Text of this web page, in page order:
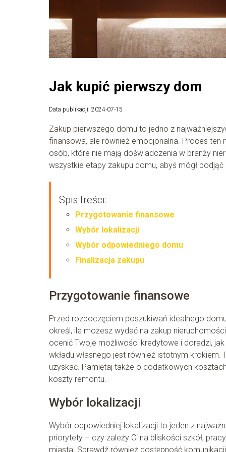
Jak kupić pierwszy dom
Data publikacji: 2024-07-15
Zakup pierwszego domu to jedno z
finansowa, ale również emocjonalna. Proces ten
osób, które nie mają doświadczenia w branży
wszystkie etapy zakupu domu, abyś mógł
Spis treści:
Przygotowanie finansowe
Wybór lokalizacji
Wybór odpowiedniego domu
Finalizacja zakupu
Przygotowanie finansowe
Przed rozpoczęciem poszukiwań idealnego
określ, ile możesz wydać na zakup
ocenić Twoje możliwości kredytowe i doradzi,
wkładu własnego jest również istotnym krokiem.
uzyskać. Pamiętaj także o dodatkowych
koszty remontu.
Wybór lokalizacji
Wybór odpowiedniej lokalizacji to jeden z
priorytety – czy zależy Ci na bliskości szkół,
miasta. Sprawdź również dostępność